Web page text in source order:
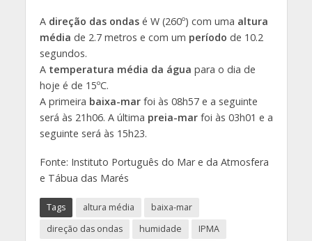
A direção das ondasé W (260º) com uma altura
média de 2.7 metros e com um período de 10.2
segundos.
Atemperatura média da água para o dia de
hoje é de 15ºC.
A primeira baixa-marfoi às 08h57 e a seguinte
será às 21h06. A última preia-marfoi às 03h01 e a
seguinte será às 15h23.
Fonte: Instituto Português do Mar e da Atmosfera
e Tábua das Marés
Tags altura média
baixa-mar
direção das ondas
humidade
IPMA